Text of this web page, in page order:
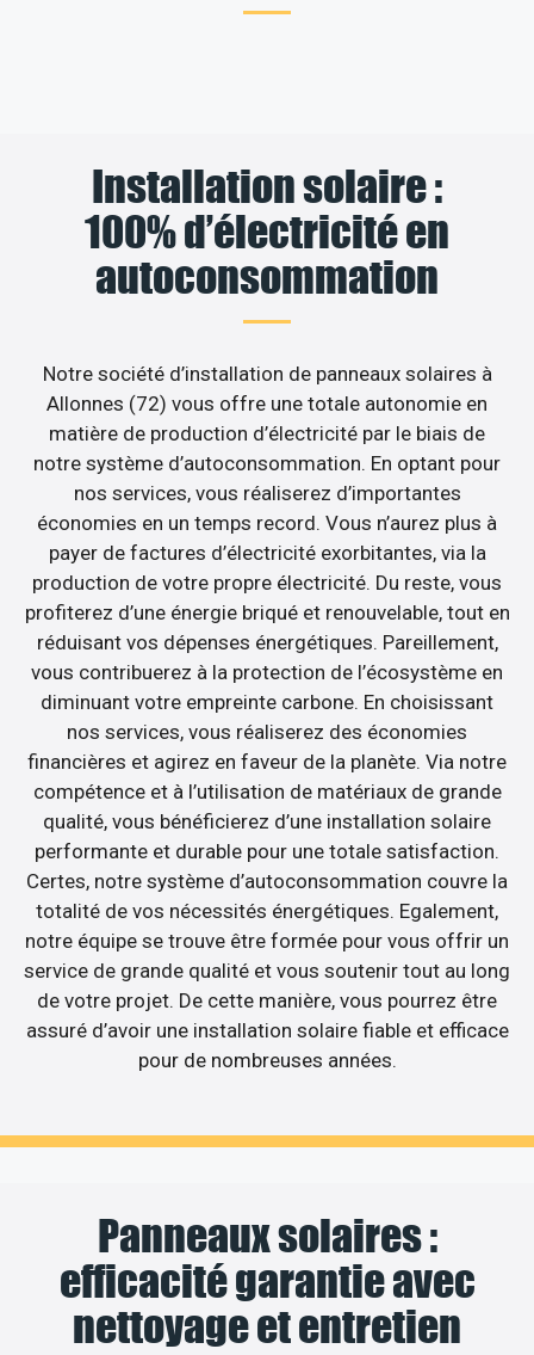
Installation solaire :
100% d’électricité en
autoconsommation
Notre société d’installation de panneaux solaires à
Allonnes (72) vous offre une totale autonomie en
matière de production d’électricité par le biais de
notre système d’autoconsommation. En optant pour
nos services, vous réaliserez d’importantes
économies en un temps record. Vous n’aurez plus à
payer de factures d’électricité exorbitantes, via la
production de votre propre électricité. Du reste, vous
profiterez d’une énergie briqué et renouvelable, tout en
réduisant vos dépenses énergétiques. Pareillement,
vous contribuerez à la protection de l’écosystème en
diminuant votre empreinte carbone. En choisissant
nos services, vous réaliserez des économies
financières et agirez en faveur de la planète. Via notre
compétence et à l’utilisation de matériaux de grande
qualité, vous bénéficierez d’une installation solaire
performante et durable pour une totale satisfaction.
Certes, notre système d’autoconsommation couvre la
totalité de vos nécessités énergétiques. Egalement,
notre équipe se trouve être formée pour vous offrir un
service de grande qualité et vous soutenir tout au long
de votre projet. De cette manière, vous pourrez être
assuré d’avoir une installation solaire fiable et efficace
pour de nombreuses années.
Panneaux solaires :
efficacité garantie avec
nettoyage et entretien